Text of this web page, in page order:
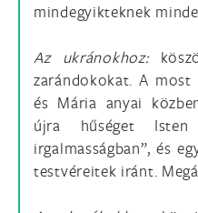
mindegyikteknek
Az ukránokhoz:
zarándokokat. A
és Mária anyai
újra hűséget
irgalmasságban”, és
testvéreitek iránt.